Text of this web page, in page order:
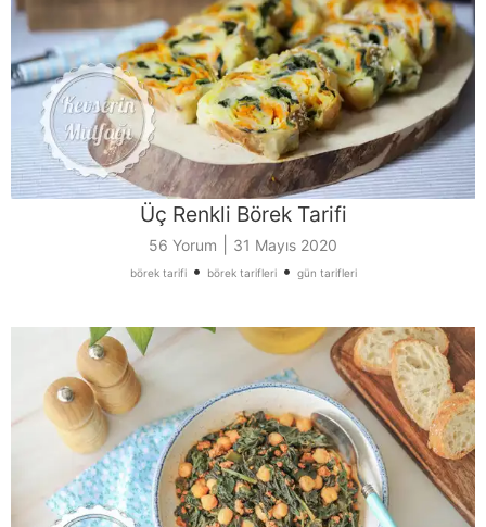
Üç Renkli Börek Tarifi
56 Yorum 31 Mayıs 2020
börek tarifi• börek tarifleri• gün tarifleri